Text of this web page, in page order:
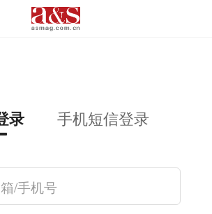
录 手机短信登录